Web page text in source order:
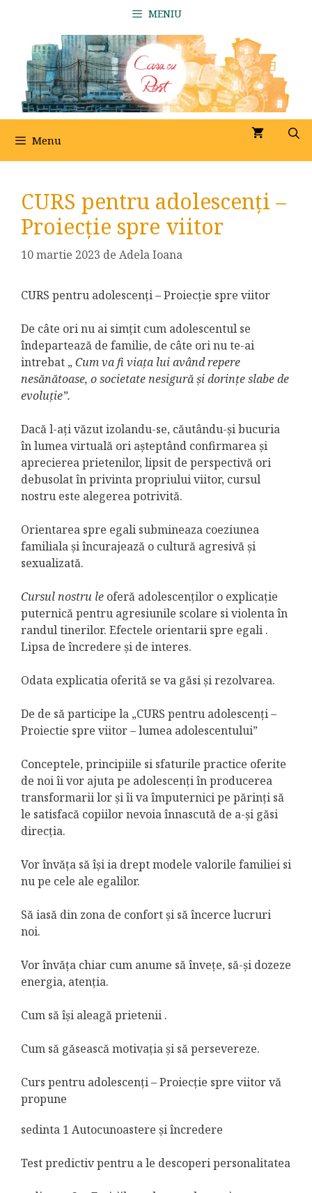
conținut
MENIU
Menu
CURS pentru adolescenți –
Proiecție spre viitor
10 martie 2023 de Adela Ioana
CURS pentru adolescenți – Proiecție spre viitor
De câte ori nu ai simțit cum adolescentul se
îndepartează de familie, de câte ori nu te-ai
intrebat „ Cum va fi viața lui având repere
nesănătoase, o societate nesigură și dorințe slabe de
evoluție”.
Dacă l-ați văzut izolandu-se, căutându-și bucuria
în lumea virtuală ori așteptând confirmarea și
aprecierea prietenilor, lipsit de perspectivă ori
debusolat în privinta propriului viitor, cursul
nostru este alegerea potrivită.
Orientarea spre egali submineaza coeziunea
familiala și încurajează o cultură agresivă și
sexualizată.
Cursul nostru le oferă adolescenților o explicație
puternică pentru agresiunile scolare si violenta în
randul tinerilor. Efectele orientarii spre egali .
Lipsa de încredere și de interes.
Odata explicatia oferită se va găsi și rezolvarea.
De de să participe la „CURS pentru adolescenți –
Proiectie spre viitor – lumea adolescentului”
Conceptele, principiile si sfaturile practice oferite
de noi îi vor ajuta pe adolescenți în producerea
transformarii lor și îi va împuternici pe părinți să
le satisfacă copiilor nevoia înnascută de a-și găsi
direcția.
Vor învăța să își ia drept modele valorile familiei si
nu pe cele ale egalilor.
Să iasă din zona de confort și să încerce lucruri
noi.
Vor învăța chiar cum anume să învețe, să-și dozeze
energia, atenția.
Cum să își aleagă prietenii .
Cum să găsească motivația și să persevereze.
Curs pentru adolescenți – Proiecție spre viitor vă
propune
sedinta 1 Autocunoastere și încredere
Test predictiv pentru a le descoperi personalitatea